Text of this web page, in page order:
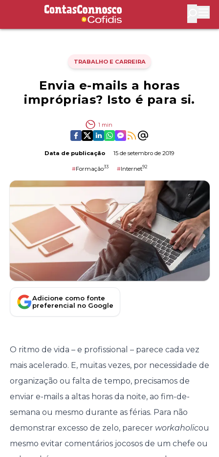
Contas Connosco by Cofidis
TRABALHO E CARREIRA
Envia e-mails a horas
impróprias? Isto é para si.
1 min
Data de publicação 15 de setembro de 2019
#Formação33 #Internet92
Adicione como fonte
preferencial no Google
O ritmo de vida – e profissional – parece cada vez
mais acelerado. E, muitas vezes, por necessidade de
organização ou falta de tempo, precisamos de
enviar e-mails a altas horas da noite, ao fim-de-
semana ou mesmo durante as férias. Para não
demonstrar excesso de zelo, parecer workaholicou
mesmo evitar comentários jocosos de um chefe ou